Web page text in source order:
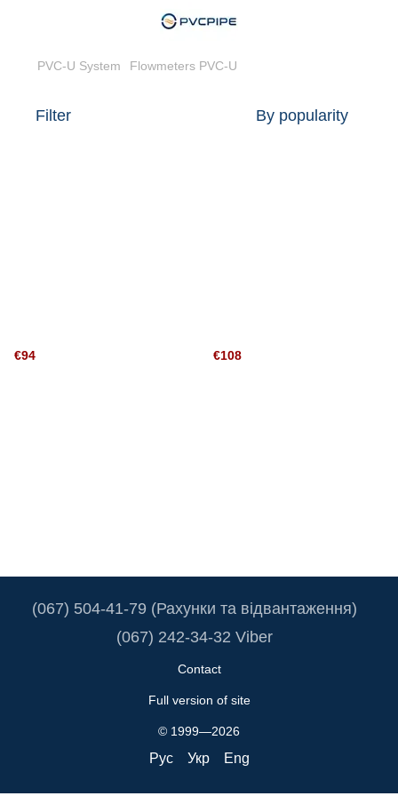
PVC-U System Flowmeters PVC-U
Filter By popularity
€94 €108
(067) 504-41-79 (Рахунки та відвантаження)
(067) 242-34-32 Viber
Contact
Full version of site
© 1999—2026
Рус Укр Eng